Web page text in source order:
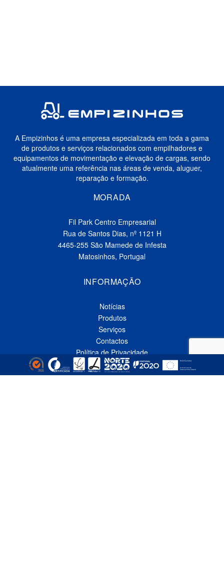
A Empizinhos é uma empresa especializada em toda a gama
de produtos e serviços relacionados com empilhadores e
equipamentos de movimentação e elevação de cargas, sendo
atualmente uma referência nas áreas de venda, aluguer,
reparação e formação.
MORADA
Fil Park Centro Empresarial
Rua de Santos Dias, nº 1121 H
4465-255 São Mamede de Infesta
Matosinhos, Portugal
INFORMAÇÃO
Notícias
Produtos
Serviços
Contactos
Política de Privacidade
Livro de Reclamações Online